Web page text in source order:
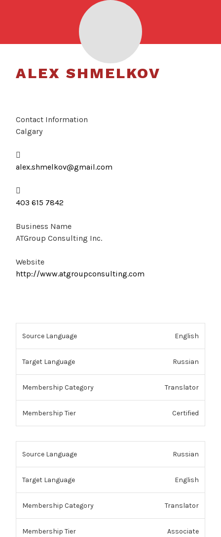
ALEX SHMELKOV
Contact Information
Calgary
alex.shmelkov@gmail.com
403 615 7842
Business Name
ATGroup Consulting Inc.
Website
http://www.atgroupconsulting.com
English
Russian
Translator
Certified
Russian
English
Translator
Associate